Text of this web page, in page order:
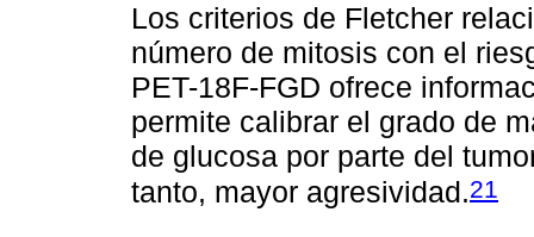
Los criterios de Fletcher
número de mitosis con el
PET-18F-FGD ofrece
permite calibrar el grado de
de glucosa por parte del
tanto, mayor agresividad.21